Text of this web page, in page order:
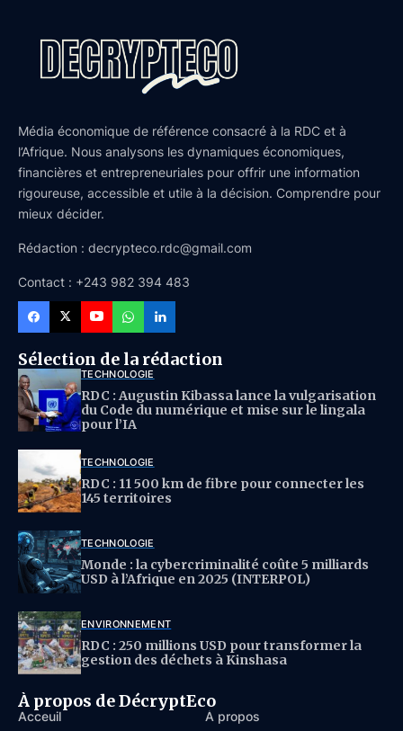
Média économique de référence consacré à la RDC et à
l’Afrique. Nous analysons les dynamiques économiques,
financières et entrepreneuriales pour offrir une information
rigoureuse, accessible et utile à la décision. Comprendre pour
mieux décider.
Rédaction : decrypteco.rdc@gmail.com
Contact : +243 982 394 483
Sélection de la rédaction
TECHNOLOGIE
RDC : Augustin Kibassa lance la vulgarisation
du Code du numérique et mise sur le lingala
pour l’IA
TECHNOLOGIE
RDC : 11 500 km de fibre pour connecter les
145 territoires
TECHNOLOGIE
Monde : la cybercriminalité coûte 5 milliards
USD à l’Afrique en 2025 (INTERPOL)
ENVIRONNEMENT
RDC : 250 millions USD pour transformer la
gestion des déchets à Kinshasa
À propos de DécryptEco
Acceuil À propos